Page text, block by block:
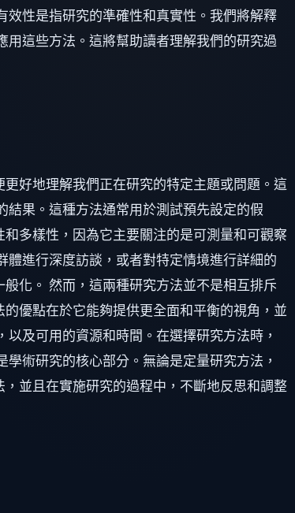
性是指研究的準確性和真實性。我們將解釋
這些方法。這將幫助讀者理解我們的研究過
好地理解我們正在研究的特定主題或問題。這
果。這種方法通常用於測試預先設定的假
多樣性，因為它主要關注的是可測量和可觀察
進行深度訪談，或者對特定情境進行詳細的
化。 然而，這兩種研究方法並不是相互排斥
優點在於它能夠提供更全面和平衡的視角，並
及可用的資源和時間。在選擇研究方法時，
術研究的核心部分。無論是定量研究方法，
並且在實施研究的過程中，不斷地反思和調整